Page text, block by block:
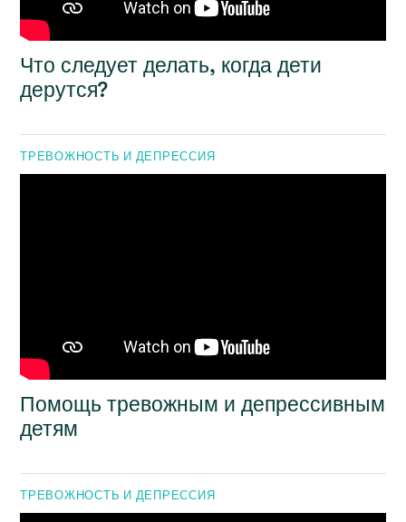
Что следует делать, когда дети
дерутся?
ТРЕВОЖНОСТЬ И ДЕПРЕССИЯ
Помощь тревожным и депрессивным
детям
ТРЕВОЖНОСТЬ И ДЕПРЕССИЯ